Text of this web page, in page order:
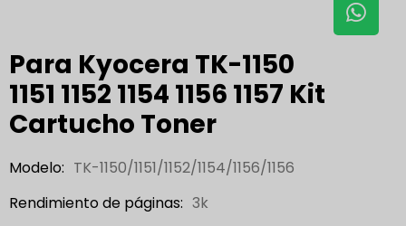
Para Kyocera TK-1150
1151 1152 1154 1156 1157 Kit
Cartucho Toner
Modelo: TK-1150/1151/1152/1154/1156/1156
Rendimiento de páginas: 3k